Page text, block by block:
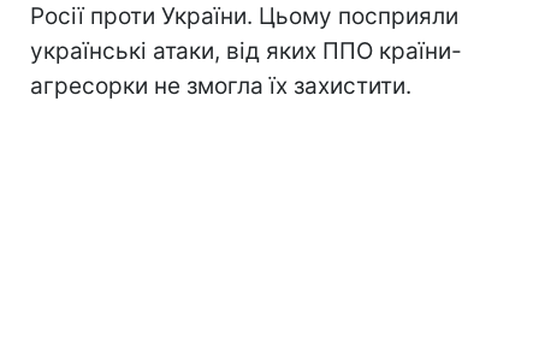
Росії проти України. Цьому посприяли
українські атаки, від яких ППО країни-
агресорки не змогла їх захистити.